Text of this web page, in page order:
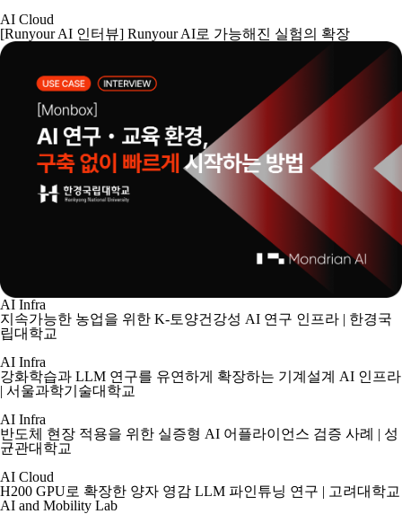
AI Cloud
[Runyour AI 인터뷰] Runyour AI로 가능해진 실험의 확장
AI Infra
지속가능한 농업을 위한 K-토양건강성 AI 연구 인프라 | 한경국
립대학교
AI Infra
강화학습과 LLM 연구를 유연하게 확장하는 기계설계 AI 인프라
| 서울과학기술대학교
AI Infra
반도체 현장 적용을 위한 실증형 AI 어플라이언스 검증 사례 | 성
균관대학교
AI Cloud
H200 GPU로 확장한 양자 영감 LLM 파인튜닝 연구 | 고려대학교
AI and Mobility Lab